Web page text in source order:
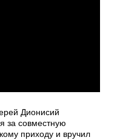
Дионисий
за совместную
приходу и вручил